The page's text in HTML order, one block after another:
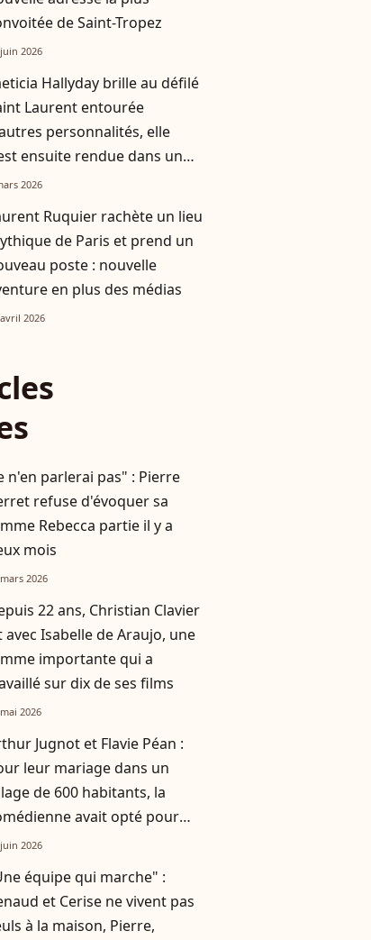
de Saint-Tropez
2026
Hallyday brille au défilé
Laurent entourée
personnalités, elle
ensuite rendue dans un
parisien à la cuisine
2026
Ruquier rachète un lieu
de Paris et prend un
poste : nouvelle
en plus des médias
2026
n'en parlerai pas" : Pierre
refuse d'évoquer sa
Rebecca partie il y a
mois
2026
22 ans, Christian Clavier
avec Isabelle de Araujo, une
importante qui a
sur dix de ses films
2026
Jugnot et Flavie Péan :
leur mariage dans un
de 600 habitants, la
avait opté pour
robe originale d'une
2026
équipe qui marche" :
et Cerise ne vivent pas
à la maison, Pierre,